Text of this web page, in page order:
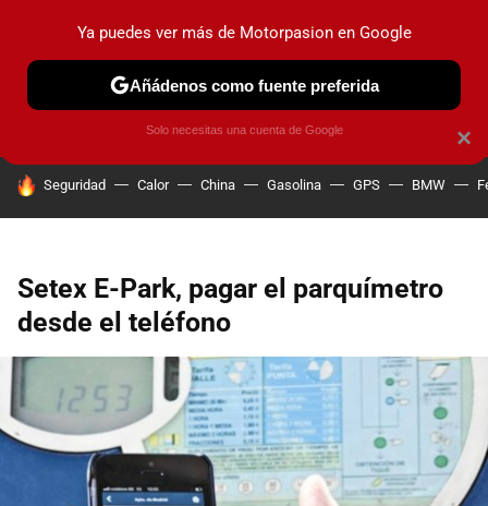
PRUEBAS COCHES ELÉCTRICOS OBSERVATORIO
HOY SE HABLA DE
Seguridad Calor China Gasolina GPS BMW
Setex E-Park, pagar el parquímetro
desde el teléfono
×
Ya puedes ver más de Motorpasion en Google
Añádenos como fuente preferida
Solo necesitas una cuenta de Google